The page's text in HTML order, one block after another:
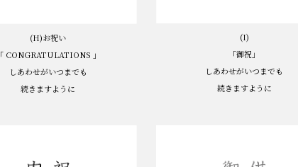
(H)お祝い
「 CONGRATULATIONS 」
しあわせがいつまでも
続きますように
(I)
「御祝」
しあわせがいつまでも
続きますように